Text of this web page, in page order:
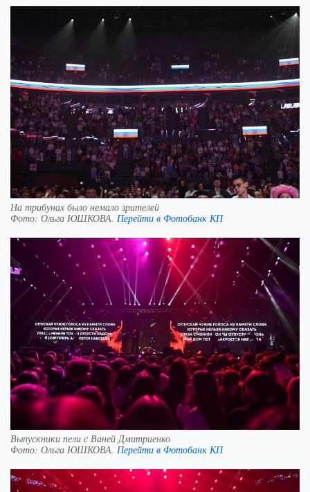
На трибунах было немало зрителей
Фото: Ольга ЮШКОВА. Перейти в Фотобанк КП
Выпускники пели с Ваней Дмитриенко
Фото: Ольга ЮШКОВА. Перейти в Фотобанк КП